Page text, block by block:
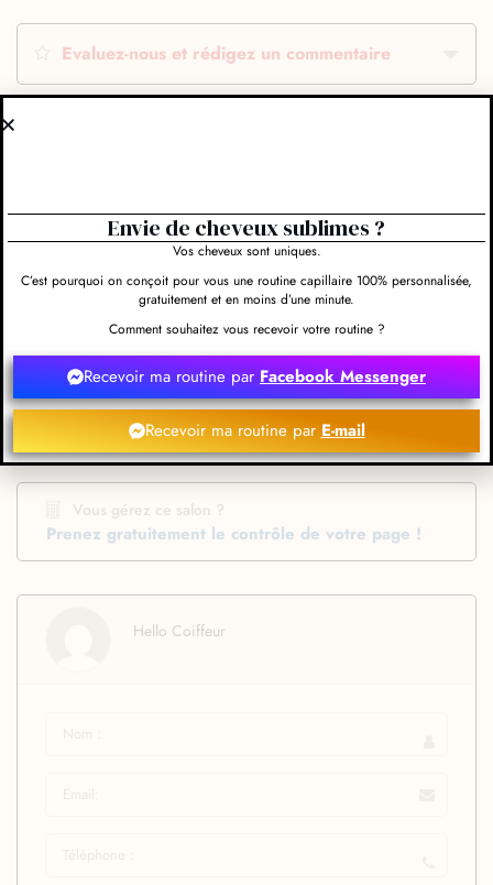
Evaluez-nous et rédigez un commentaire
44 Grande Rue 58130 Guérigny
03 86 37 03 25
Vous gérez ce salon ?
Prenez gratuitement le contrôle de votre page !
Hello Coiffeur
Envie de cheveux sublimes ?
Vos cheveux sont uniques.
C’est pourquoi on conçoit pour vous une routine capillaire 100% personnalisée,
gratuitement et en moins d’une minute.
Comment souhaitez vous recevoir votre routine ?
Recevoir ma routine parFacebook Messenger
Recevoir ma routine par E-mail